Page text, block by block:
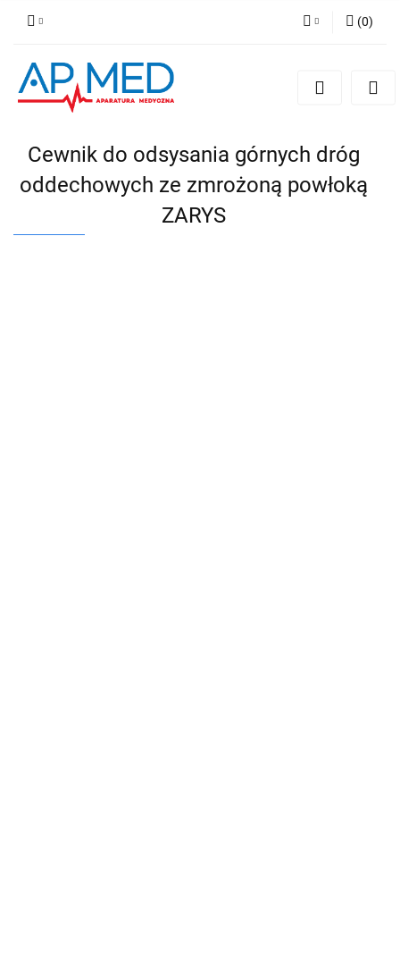
Zarejestruj się
(0)
Cewnik do odsysania górnych dróg
oddechowych ze zmrożoną powłoką
ZARYS